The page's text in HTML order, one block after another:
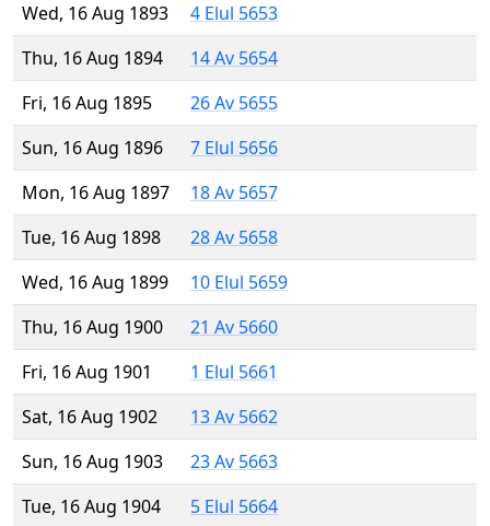
Wed, 16 Aug 1893
4 Elul 5653
Thu, 16 Aug 1894
14 Av 5654
Fri, 16 Aug 1895
26 Av 5655
Sun, 16 Aug 1896
7 Elul 5656
Mon, 16 Aug 1897
18 Av 5657
Tue, 16 Aug 1898
28 Av 5658
Wed, 16 Aug 1899
10 Elul 5659
Thu, 16 Aug 1900
21 Av 5660
Fri, 16 Aug 1901
1 Elul 5661
Sat, 16 Aug 1902
13 Av 5662
Sun, 16 Aug 1903
23 Av 5663
Tue, 16 Aug 1904
5 Elul 5664